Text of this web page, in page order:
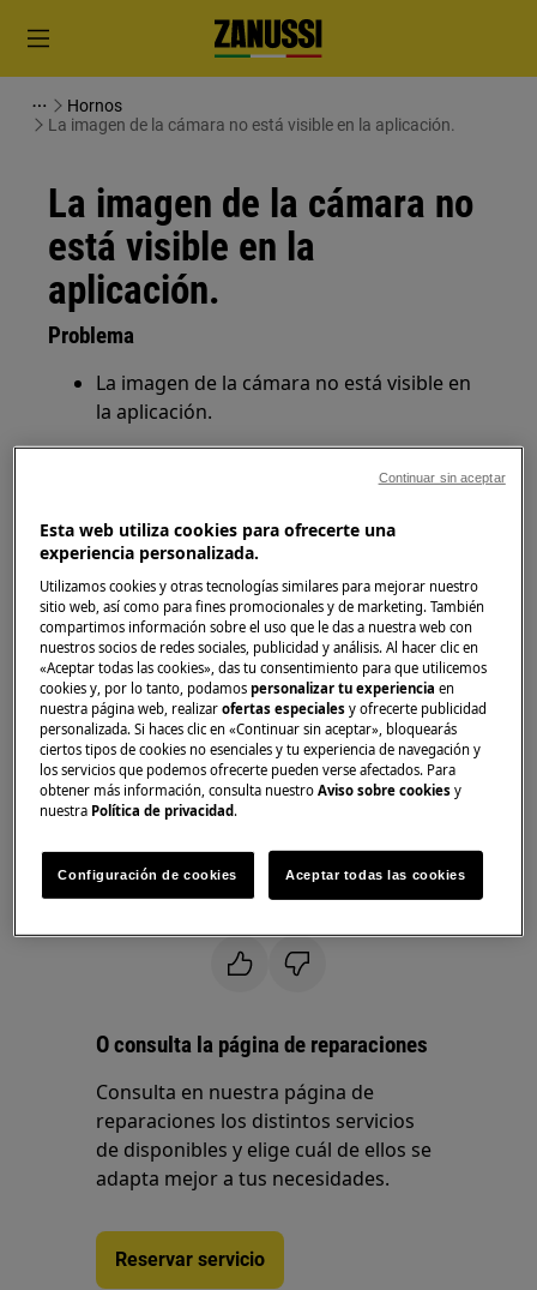
Hornos
La imagen de la cámara no está visible en la aplicación.
La imagen de la cámara no
está visible en la
aplicación.
Problema
La imagen de la cámara no está visible en
la aplicación.
Horno conectado inteligente CombiSteam
Pro
Solución
1. Reinicie el enrutador.
Si el problema persiste, mueva el enrutador lo
más cerca posible del horno.
Porque
La intensidad de la señal de la red
inalámbrica es débil.
O consulta la página de reparaciones
Consulta en nuestra página de
reparaciones los distintos servicios
de disponibles y elige cuál de ellos se
adapta mejor a tus necesidades.
Reservar servicio
Esta web utiliza cookies para ofrecerte una
experiencia personalizada.
Utilizamos cookies y otras tecnologías similares para mejorar nuestro
sitio web, así como para fines promocionales y de marketing. También
compartimos información sobre el uso que le das a nuestra web con
nuestros socios de redes sociales, publicidad y análisis. Al hacer clic en
«Aceptar todas las cookies», das tu consentimiento para que utilicemos
cookies y, por lo tanto, podamospersonalizar tu experienciaen
nuestra página web, realizarofertas especiales y ofrecerte publicidad
personalizada. Si haces clic en «Continuar sin aceptar», bloquearás
ciertos tipos de cookies no esenciales y tu experiencia de navegación y
los servicios que podemos ofrecerte pueden verse afectados. Para
obtener más información, consulta nuestroAviso sobre cookies y
nuestra Política de privacidad.
Configuración de cookies Aceptar todas las cookies
Continuar sin aceptar